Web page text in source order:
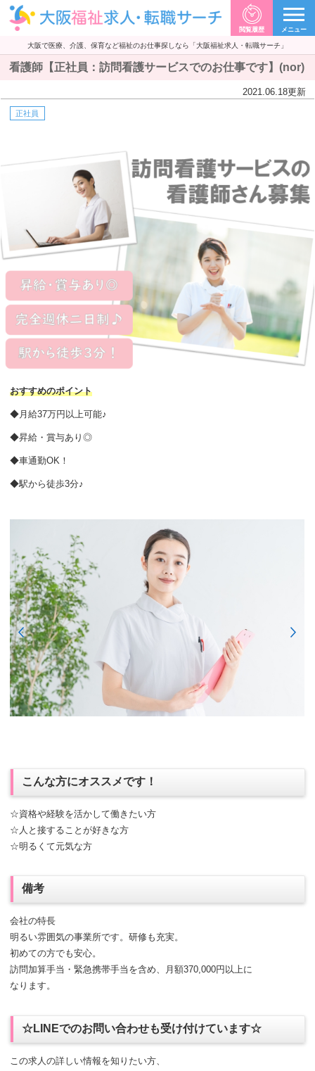
大阪で医療、介護、保育など福祉のお仕事探しなら「大阪福祉求人・転職サーチ」
閲覧履歴 メニュー
看護師【正社員：訪問看護サービスでのお仕事です】(nor)
2021.06.18更新
正社員
おすすめのポイント
◆月給37万円以上可能♪
◆昇給・賞与あり◎
◆車通勤OK！
◆駅から徒歩3分♪
こんな方にオススメです！
☆資格や経験を活かして働きたい方
☆人と接することが好きな方
☆明るくて元気な方
備考
会社の特長
明るい雰囲気の事業所です。研修も充実。
初めての方でも安心。
訪問加算手当・緊急携帯手当を含め、月額370,000円以上に
なります。
☆LINEでのお問い合わせも受け付けています☆
この求人の詳しい情報を知りたい方、